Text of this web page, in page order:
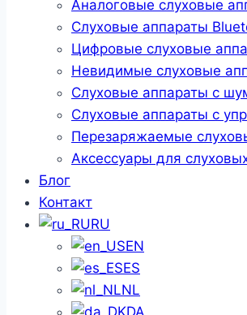
Аналоговые слуховые
Слуховые аппараты
Цифровые слуховые
Невидимые слуховые
Слуховые аппараты с
Слуховые аппараты с
Перезаряжаемые
Аксессуары для
Блог
Контакт
RU
EN
ES
NL
DA